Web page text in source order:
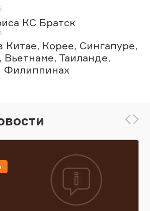
КС Братск
Китае, Корее, Сингапуре,
Таиланде,
Филиппинах